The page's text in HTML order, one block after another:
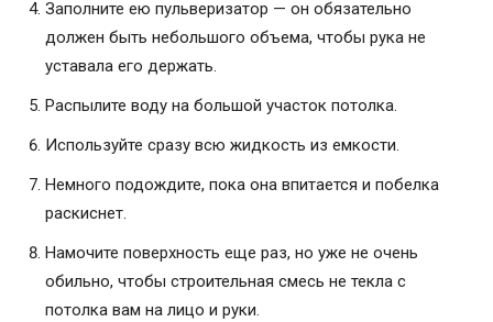
Заполните ею пульверизатор — он обязательно
должен быть небольшого объема, чтобы рука не
уставала его держать.
Распылите воду на большой участок потолка.
Используйте сразу всю жидкость из емкости.
Немного подождите, пока она впитается и побелка
раскиснет.
Намочите поверхность еще раз, но уже не очень
обильно, чтобы строительная смесь не текла с
потолка вам на лицо и руки.